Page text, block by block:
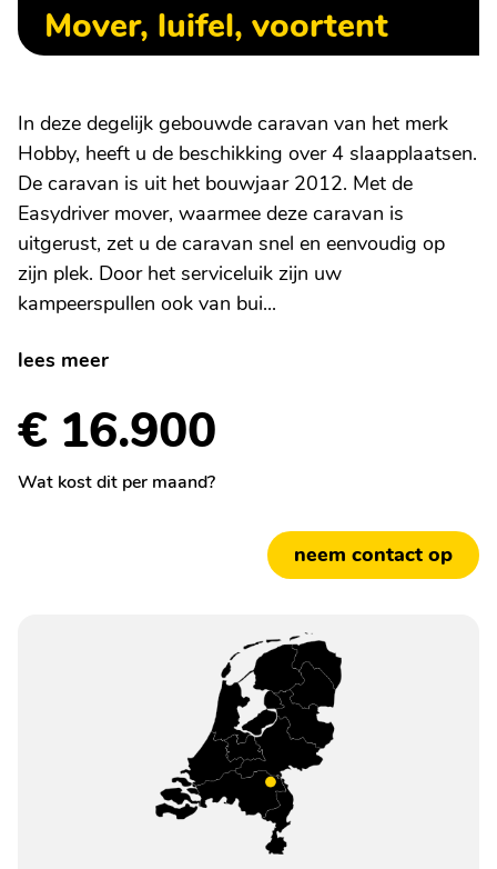
Mover, luifel, voortent
In deze degelijk gebouwde caravan van het merk
Hobby, heeft u de beschikking over 4 slaapplaatsen.
De caravan is uit het bouwjaar 2012. Met de
Easydriver mover, waarmee deze caravan is
uitgerust, zet u de caravan snel en eenvoudig op
zijn plek. Door het serviceluik zijn uw
kampeerspullen ook van bui...
lees meer
€ 16.900
Wat kost dit per maand?
neem contact op